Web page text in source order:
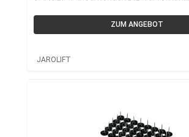
ZUM ANGEBOT
JAROLIFT